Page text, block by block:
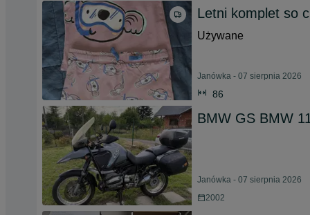
Letni komplet so
Używane
Janówka - 07 sierpnia 2026
86
BMW GS BMW
Janówka - 07 sierpnia 2026
2002